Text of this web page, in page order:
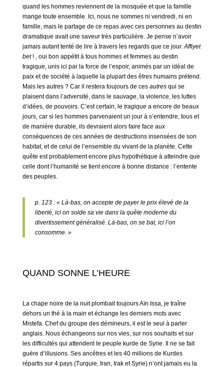
quand les hommes reviennent de la mosquée et que la famille
mange toute ensemble. Ici, nous ne sommes ni vendredi, ni en
famille, mais le partage de ce repas avec ces personnes au destin
dramatique avait une saveur très particulière. Je pense n’avoir
jamais autant tenté de lire à travers les regards que ce jour. Affiyet
bet! , oui bon appétit à tous hommes et femmes au destin
tragique, unis ici par la force de l’espoir, animés par un idéal de
paix et de société à laquelle la plupart des êtres humains prétend.
Mais les autres ? Car il restera toujours de ces autresqui se
plaisent dans l’adversité, dans le sauvage, la violence, les luttes
d’idées, de pouvoirs. C’est certain, le tragiquea encore de beaux
jours, car si les hommes parvenaient un jour à s’entendre, tous et
de manière durable, ils devraient alors faire face aux
conséquences de ces années de destructions insensées de son
habitat, et de celui de l’ensemble du vivant de la planète. Cette
quête est probablement encore plus hypothétique à atteindre que
celle dont l’humanité se tient encore à bonne distance : l’entente
des peuples.
p. 123 : « Là-bas, on accepte de payer le prix élevé de la
liberté, ici on solde sa vie dans la quête moderne du
divertissement généralisé. Là-bas, on se bat, ici l’on
consomme. »
QUAND SONNE L’HEURE
La chape noire de la nuit plombait toujours Aïn Issa, je traîne
dehors un thé à la main et échange les derniers mots avec
Mistefa. Chef du groupe des démineurs, il est le seul à parler
anglais. Nous échangeons sur nos vies, sur nos souhaits et sur
les difficultés qui attendent le peuple kurde de Syrie. Il ne se fait
guère d’illusions. Ses ancêtres et les 40 millions de Kurdes
répartis sur 4 pays (Turquie, Iran, Irak et Syrie) n’ont jamais eu la